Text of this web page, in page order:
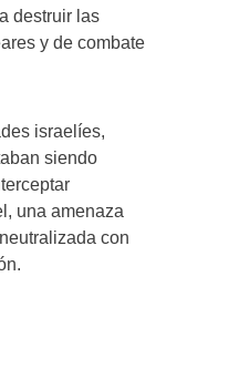
destruir las
y de combate
israelíes,
siendo
una amenaza
con